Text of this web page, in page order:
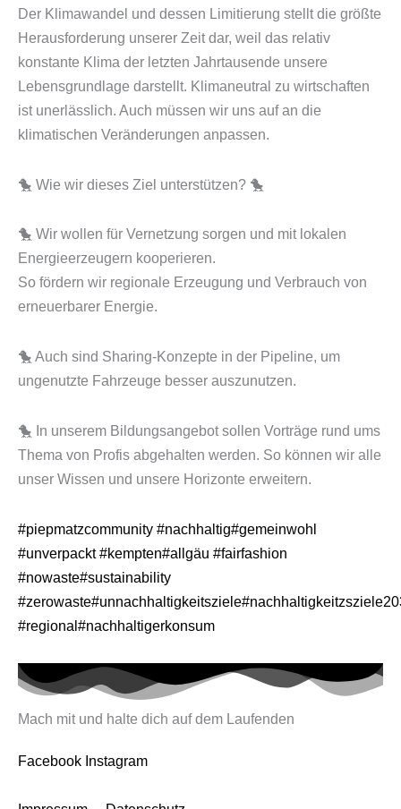
Der Klimawandel und dessen Limitierung stellt die größte
Herausforderung unserer Zeit dar, weil das relativ
konstante Klima der letzten Jahrtausende unsere
Lebensgrundlage darstellt. Klimaneutral zu wirtschaften
ist unerlässlich. Auch müssen wir uns auf an die
klimatischen Veränderungen anpassen.
🐤 Wie wir dieses Ziel unterstützen? 🐤
🐤 Wir wollen für Vernetzung sorgen und mit lokalen
Energieerzeugern kooperieren.
So fördern wir regionale Erzeugung und Verbrauch von
erneuerbarer Energie.
🐤 Auch sind Sharing-Konzepte in der Pipeline, um
ungenutzte Fahrzeuge besser auszunutzen.
🐤 In unserem Bildungsangebot sollen Vorträge rund ums
Thema von Profis abgehalten werden. So können wir alle
unser Wissen und unsere Horizonte erweitern.
#piepmatzcommunity #nachhaltig#gemeinwohl
#unverpackt #kempten#allgäu #fairfashion
#nowaste#sustainability
#zerowaste#unnachhaltigkeitsziele
#regional#nachhaltigerkonsum
Mach mit und halte dich auf dem Laufenden
Facebook Instagram